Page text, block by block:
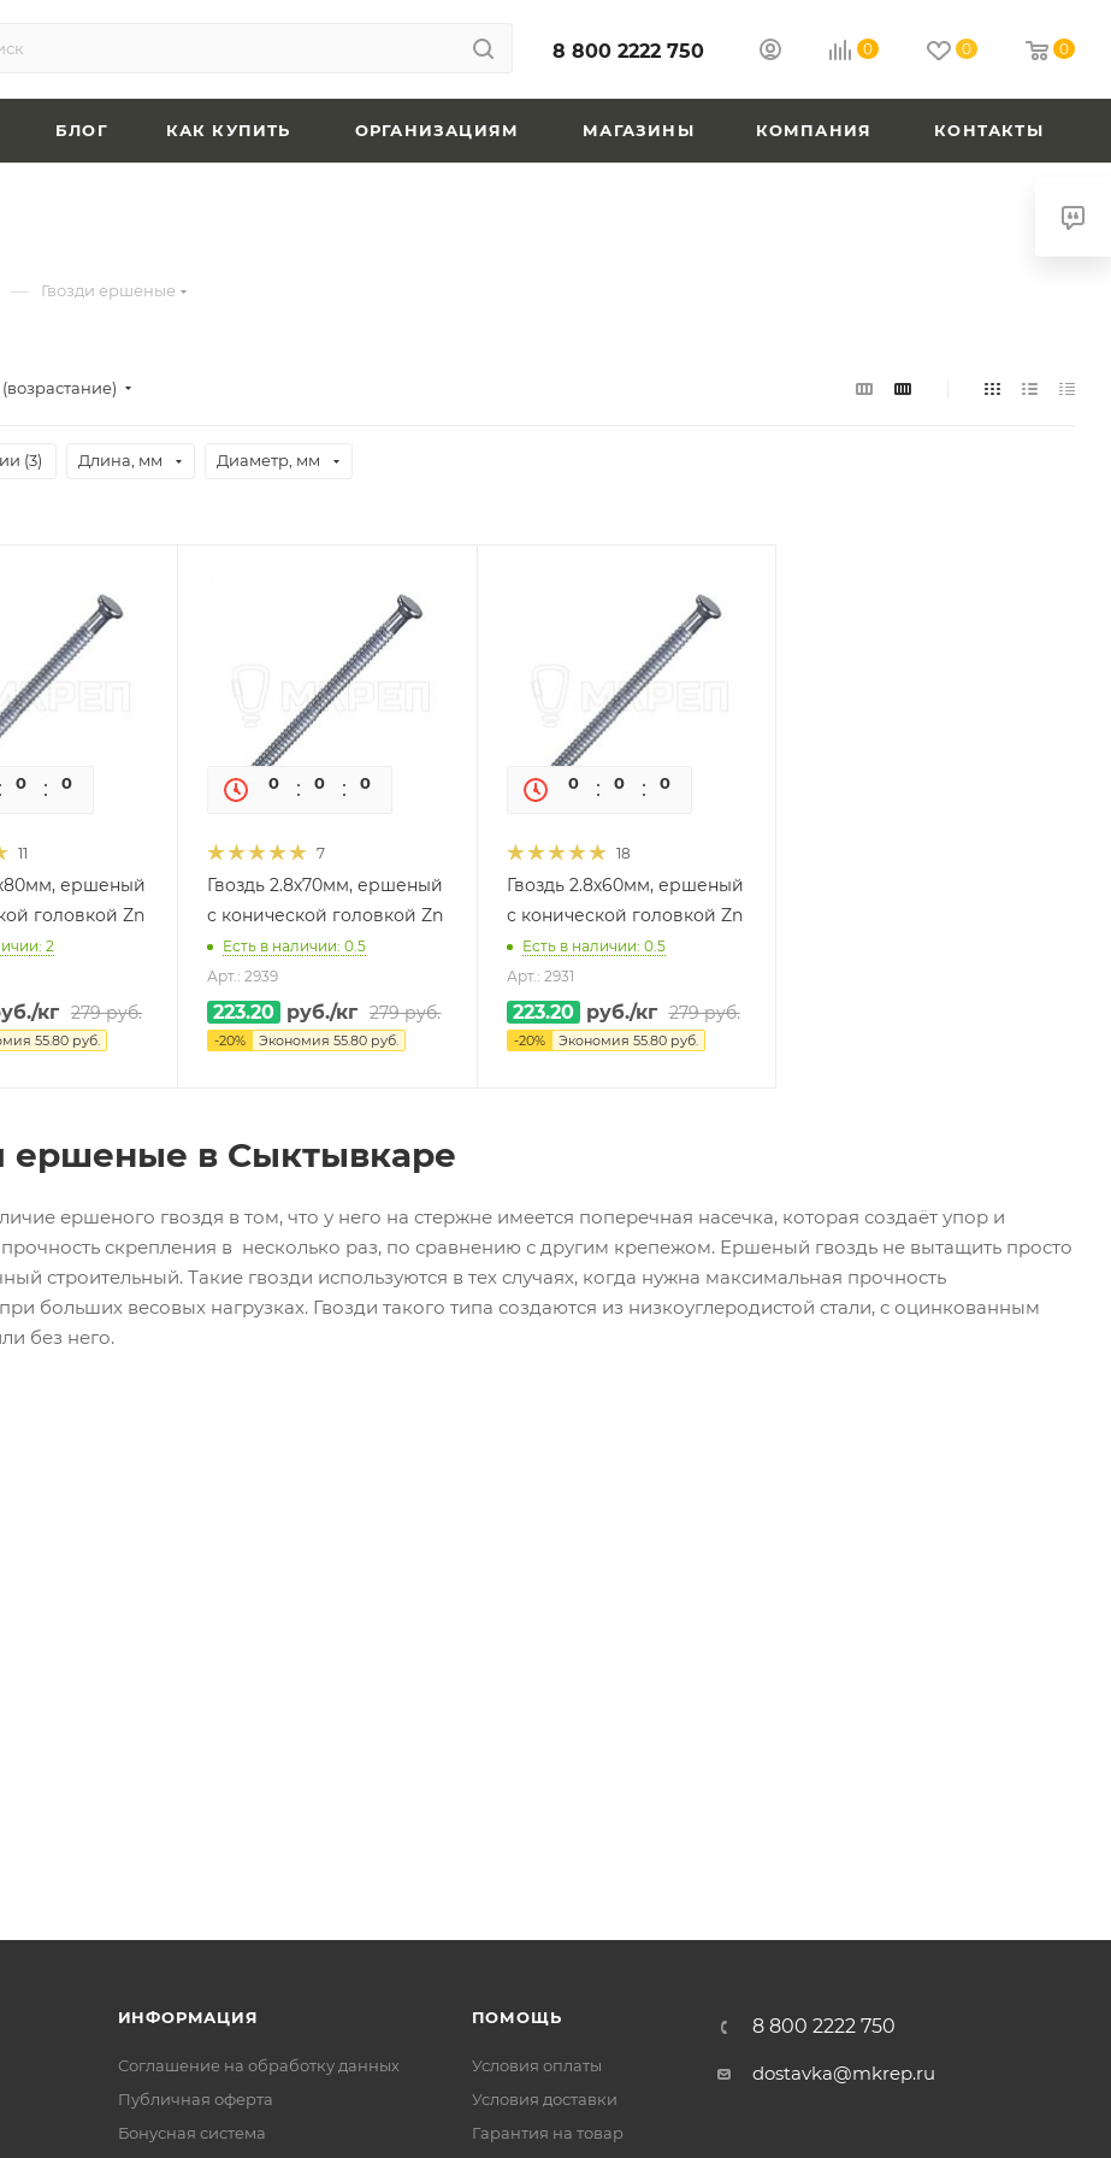
8 800 2222 750 0 0 0
БЛОГ КАК КУПИТЬ ОРГАНИЗАЦИЯМ МАГАЗИНЫ КОМПАНИЯ КОНТАКТЫ
— Гвозди ершеные
(3) Длина, мм Диаметр, мм
0 0
11
ершеный
головкой Zn
2
/кг 279руб.
55.80 руб.
0 0 0
7
Гвоздь 2.8х70мм, ершеный
с конической головкой Zn
Есть в наличии: 0.5
Арт.: 2939
223.20 руб./кг 279руб.
-20% Экономия55.80 руб.
0 0 0
18
Гвоздь 2.8х60мм, ершеный
с конической головкой Zn
Есть в наличии: 0.5
Арт.: 2931
223.20 руб./кг 279руб.
-20% Экономия 55.80руб.
ершеные в Сыктывкаре
ершеного гвоздя в том, что у него на стержне имеется поперечная насечка, которая создаёт упор и
прочность скрепления в несколько раз, по сравнению с другим крепежом. Ершеный гвоздь не вытащить просто
строительный. Такие гвозди используются в тех случаях, когда нужна максимальная прочность
больших весовых нагрузках. Гвозди такого типа создаются из низкоуглеродистой стали, с оцинкованным
без него.
ИНФОРМАЦИЯ
Соглашение на обработку данных
Публичная оферта
Бонусная система
ПОМОЩЬ
Условия оплаты
Условия доставки
Гарантия на товар
8 800 2222 750
dostavka@mkrep.ru